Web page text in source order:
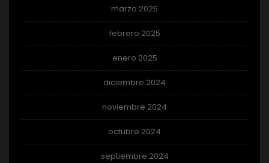
marzo 2025
febrero 2025
enero 2025
diciembre 2024
noviembre 2024
octubre 2024
septiembre 2024